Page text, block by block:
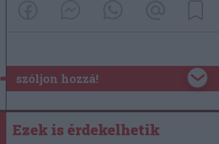
szóljon hozzá!
Ezek is érdekelhetik